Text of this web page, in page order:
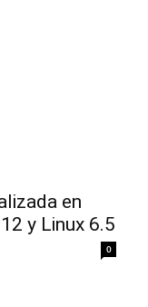
en
y Linux 6.5
0